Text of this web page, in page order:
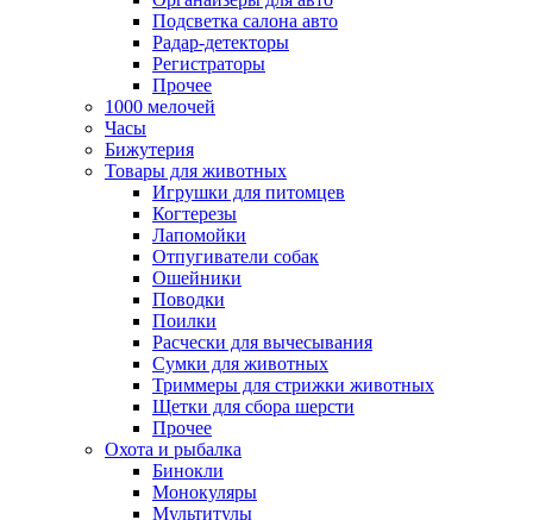
Подсветка салона авто
Радар-детекторы
Регистраторы
Прочее
1000 мелочей
Часы
Бижутерия
Товары для животных
Игрушки для питомцев
Когтерезы
Лапомойки
Отпугиватели собак
Ошейники
Поводки
Поилки
Расчески для вычесывания
Сумки для животных
Триммеры для стрижки животных
Щетки для сбора шерсти
Прочее
Охота и рыбалка
Бинокли
Монокуляры
Мультитулы